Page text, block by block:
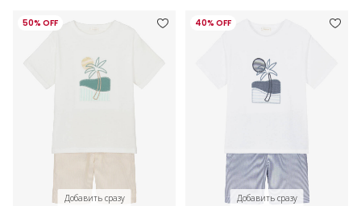
50% OFF
Добавить сразу
40% OFF
Добавить сразу